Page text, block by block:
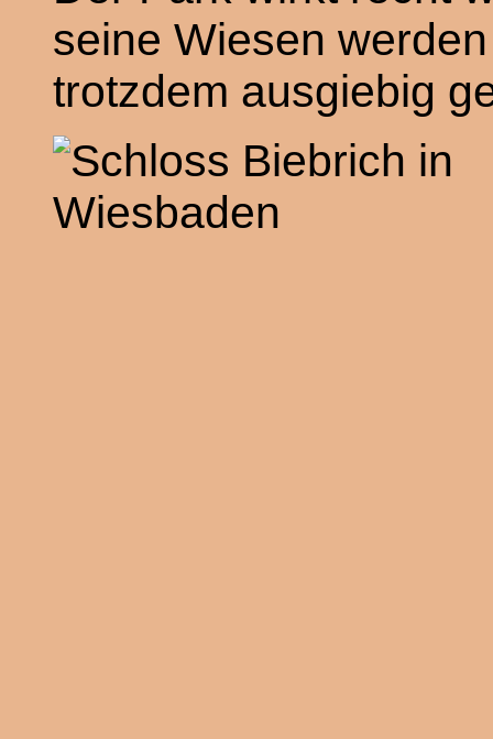
seine Wiesen
trotzdem ausgiebig